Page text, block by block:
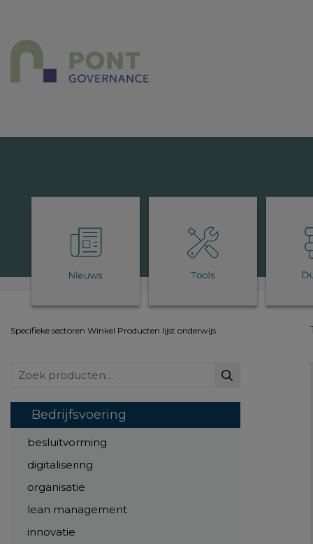
Specifieke sectoren Winkel Producten lijst onderwijs
Zoeken
Bedrijfsvoering
besluitvorming
digitalisering
organisatie
lean management
innovatie